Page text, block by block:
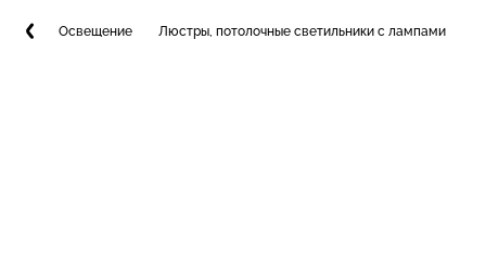
Освещение Люстры, потолочные светильники с лампами